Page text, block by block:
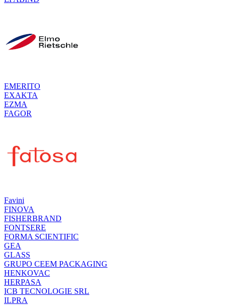
EMERITO
EXAKTA
EZMA
FAGOR
Favini
FINOVA
FISHERBRAND
FONTSERE
FORMA SCIENTIFIC
GEA
GLASS
GRUPO CEEM PACKAGING
HENKOVAC
HERPASA
ICB TECNOLOGIE SRL
ILPRA